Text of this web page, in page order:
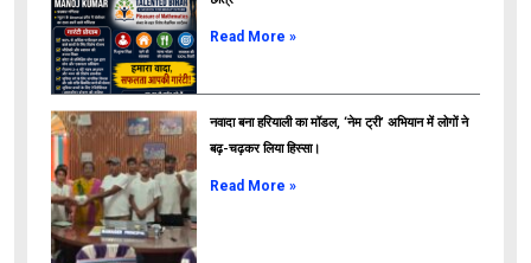
ads
Read More »
नवादा बना हरियाली का मॉडल, ‘नेम ट्री’ अभियान में लोगों ने
बढ़-चढ़कर लिया हिस्सा।
Read More »